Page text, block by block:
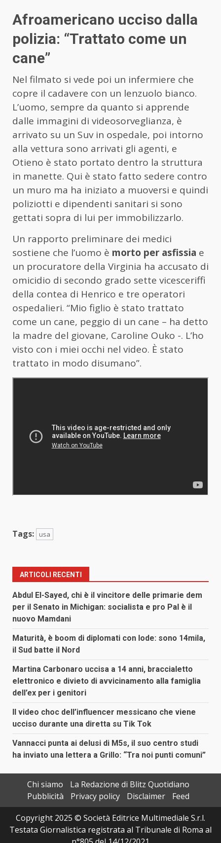
Afroamericano ucciso dalla
polizia: “Trattato come un
cane”
Nel filmato si vede poi un infermiere che
copre il cadavere con un lenzuolo bianco.
L’uomo, sempre da quanto si apprende
dalle immagini di videosorveglianza, è
arrivato su un Suv in ospedale, poi intorno
alla vettura sono arrivati gli agenti, e
Otieno è stato portato dentro la struttura
in manette. Qui è stato fatto sedere contro
un muro ma ha iniziato a muoversi e quindi
poliziotti e dipendenti sanitari si sono
gettati sopra di lui per immobilizzarlo.
Un rapporto preliminare dei medici
sostiene che l’uomo è morto per asfissia e
un procuratore della Virginia ha accusato di
omicidio di secondo grado sette vicesceriffi
della contea di Henrico e tre operatori
ospedalieri. “Mio figlio è stato trattato
come un cane, peggio di un cane – ha detto
la madre del giovane, Caroline Ouko -. L’ho
visto con i miei occhi nel video. È stato
trattato in modo disumano”.
Tags: usa
ARTICOLI RECENTI
Abdul El-Sayed, chi è il vincitore delle primarie dem
per il Senato in Michigan: socialista e pro Pal è il
nuovo Mamdani
Maturità, è boom di diplomati con lode: sono 14mila,
il Sud batte il Nord
Martina Carbonaro uccisa a 14 anni, braccialetto
elettronico e divieto di avvicinamento alla famiglia
dell’ex per i genitori
Il video choc dell’influencer messicano che viene
ucciso durante una diretta su Tik Tok
Vannacci punta ai delusi di M5s, il suo centro studi
ha inviato una lettera a Grillo: “Tra noi punti comuni”
Chi siamo
La Redazione di Blitz Quotidiano
Pubblicità
Privacy policy Disclaimer
Feed
Copyright 2025 © Società Editrice Multimediale S.r.l.
Testata Giornalistica registrata al Tribunale di Roma al